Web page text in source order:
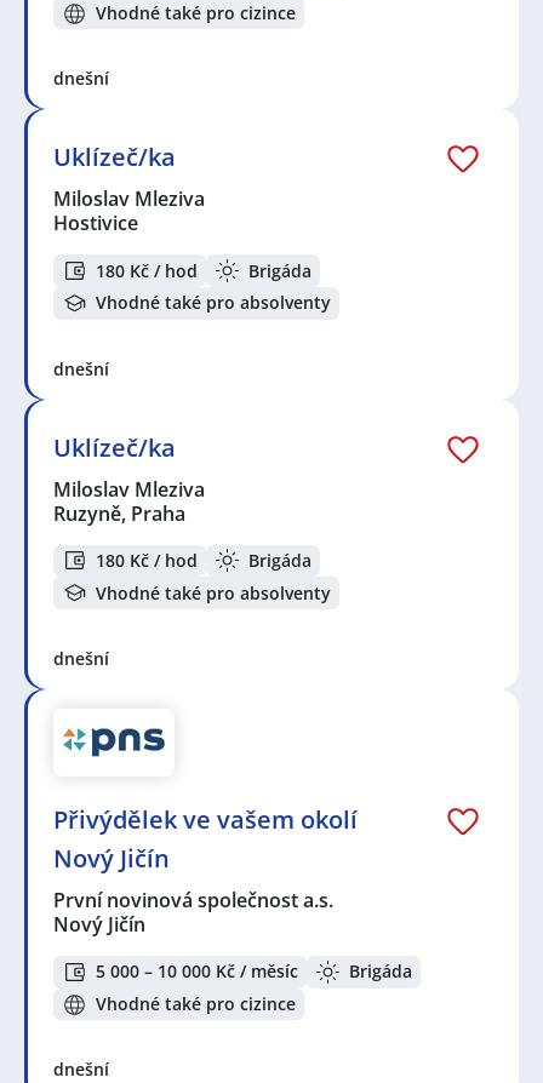
Vhodné také pro cizince
dnešní
Uklízeč/ka
Miloslav Mleziva
Hostivice
180 Kč / hod
Brigáda
Vhodné také pro absolventy
dnešní
Uklízeč/ka
Miloslav Mleziva
Ruzyně, Praha
180 Kč / hod
Brigáda
Vhodné také pro absolventy
dnešní
Přivýdělek ve vašem okolí
Nový Jičín
První novinová společnost a.s.
Nový Jičín
5 000 – 10 000 Kč / měsíc
Brigáda
Vhodné také pro cizince
dnešní